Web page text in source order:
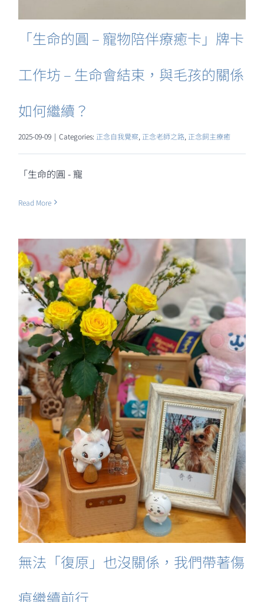
「生命的圓 – 寵物陪伴療癒卡」牌卡
工作坊 – 生命會結束，與毛孩的關係
如何繼續？
2025-09-09 | Categories: 正念自我覺察 正念老師之路 正念飼主療癒
「生命的圓 - 寵
Read More
無法「復原」也沒關係，我們帶著傷
痕繼續前行